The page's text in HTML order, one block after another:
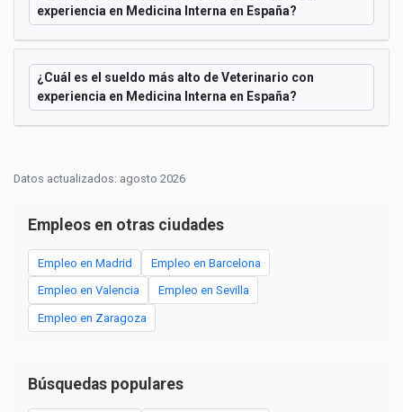
experiencia en Medicina Interna en España?
¿Cuál es el sueldo más alto de Veterinario con
experiencia en Medicina Interna en España?
Datos actualizados: agosto 2026
Empleos en otras ciudades
Empleo en Madrid Empleo en Barcelona
Empleo en Valencia Empleo en Sevilla
Empleo en Zaragoza
Búsquedas populares